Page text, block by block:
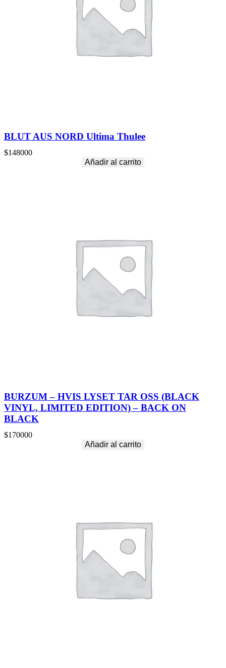
BLUT AUS NORD Ultima Thulee
$148000
Añadir al carrito
BURZUM – HVIS LYSET TAR OSS (BLACK
VINYL, LIMITED EDITION) – BACK ON
BLACK
$170000
Añadir al carrito